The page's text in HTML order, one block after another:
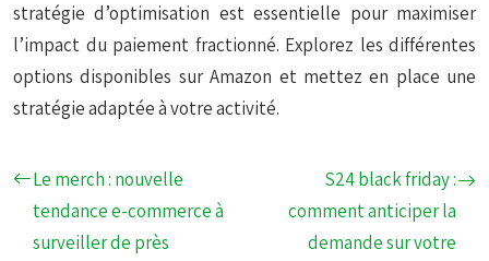
stratégie d’optimisation est essentielle pour maximiser
l’impact du paiement fractionné. Explorez les différentes
options disponibles sur Amazon et mettez en place une
stratégie adaptée à votre activité.
Le merch : nouvelle
tendance e-commerce à
surveiller de près
S24 black friday :
comment anticiper la
demande sur votre